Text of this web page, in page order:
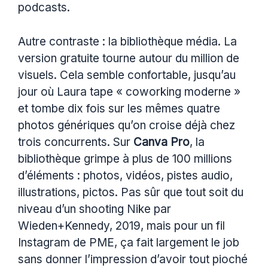
podcasts.
Autre contraste : la bibliothèque média. La
version gratuite tourne autour du million de
visuels. Cela semble confortable, jusqu’au
jour où Laura tape « coworking moderne »
et tombe dix fois sur les mêmes quatre
photos génériques qu’on croise déjà chez
trois concurrents. Sur Canva Pro, la
bibliothèque grimpe à plus de 100 millions
d’éléments : photos, vidéos, pistes audio,
illustrations, pictos. Pas sûr que tout soit du
niveau d’un shooting Nike par
Wieden+Kennedy, 2019, mais pour un fil
Instagram de PME, ça fait largement le job
sans donner l’impression d’avoir tout pioché